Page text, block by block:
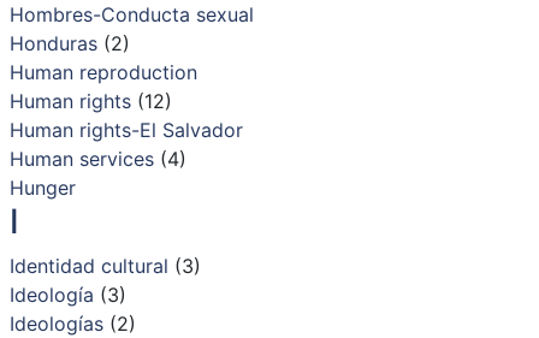
Hombres-Conducta sexual
Honduras(2)
Human reproduction
Human rights(12)
Human rights-El Salvador
Human services(4)
Hunger
I
Identidad cultural (3)
Ideología (3)
Ideologías(2)